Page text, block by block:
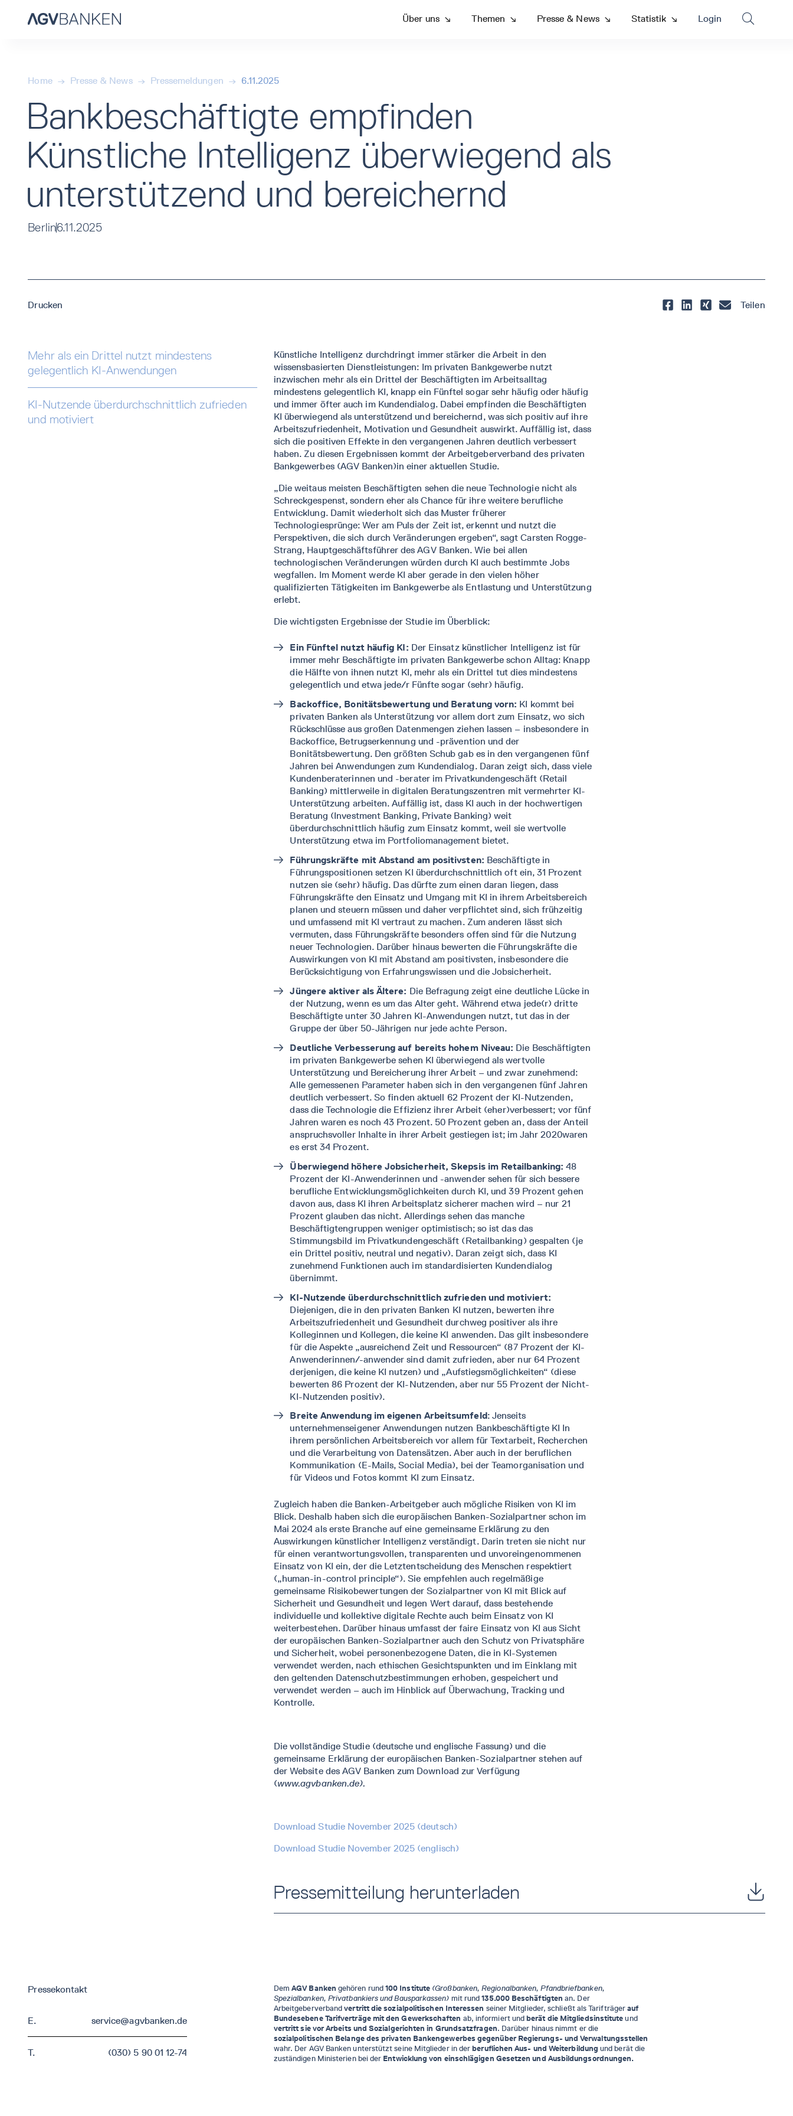
Über uns ↘ Themen ↘ Presse & News ↘ Statistik ↘ Login 
Home → Presse & News → Pressemeldungen → 6.11.2025
Bankbeschäftigte empfinden
Künstliche Intelligenz überwiegend als
unterstützend und bereichernd
Berlin6.11.2025
Drucken Teilen
Mehr als ein Drittel nutzt mindestens
gelegentlich KI-Anwendungen
KI-Nutzende überdurchschnittlich zufrieden
und motiviert
Künstliche Intelligenz durchdringt immer stärker die Arbeit in den
wissensbasierten Dienstleistungen: Im privaten Bankgewerbe nutzt
inzwischen mehr als ein Drittel der Beschäftigten im Arbeitsalltag
mindestens gelegentlich KI, knapp ein Fünftel sogar sehr häufig oder häufig
und immer öfter auch im Kundendialog. Dabei empfinden die Beschäftigten
KI überwiegend als unterstützend und bereichernd, was sich positiv auf ihre
Arbeitszufriedenheit, Motivation und Gesundheit auswirkt. Auffällig ist, dass
sich die positiven Effekte in den vergangenen Jahren deutlich verbessert
haben. Zu diesen Ergebnissen kommt der Arbeitgeberverband des privaten
Bankgewerbes (AGV Banken)in einer aktuellen Studie.
„Die weitaus meisten Beschäftigten sehen die neue Technologie nicht als
Schreckgespenst, sondern eher als Chance für ihre weitere berufliche
Entwicklung. Damit wiederholt sich das Muster früherer
Technologiesprünge: Wer am Puls der Zeit ist, erkennt und nutzt die
Perspektiven, die sich durch Veränderungen ergeben“, sagt Carsten Rogge-
Strang, Hauptgeschäftsführer des AGV Banken. Wie bei allen
technologischen Veränderungen würden durch KI auch bestimmte Jobs
wegfallen. Im Moment werde KI aber gerade in den vielen höher
qualifizierten Tätigkeiten im Bankgewerbe als Entlastung und Unterstützung
erlebt.
Die wichtigsten Ergebnisse der Studie im Überblick:
Ein Fünftel nutzt häufig KI: Der Einsatz künstlicher Intelligenz ist für
immer mehr Beschäftigte im privaten Bankgewerbe schon Alltag: Knapp
die Hälfte von ihnen nutzt KI, mehr als ein Drittel tut dies mindestens
gelegentlich und etwa jede/r Fünfte sogar (sehr) häufig.
Backoffice, Bonitätsbewertung und Beratung vorn: KI kommt bei
privaten Banken als Unterstützung vor allem dort zum Einsatz, wo sich
Rückschlüsse aus großen Datenmengen ziehen lassen – insbesondere in
Backoffice, Betrugserkennung und -prävention und der
Bonitätsbewertung. Den größten Schub gab es in den vergangenen fünf
Jahren bei Anwendungen zum Kundendialog. Daran zeigt sich, dass viele
Kundenberaterinnen und -berater im Privatkundengeschäft (Retail
Banking) mittlerweile in digitalen Beratungszentren mit vermehrter KI-
Unterstützung arbeiten. Auffällig ist, dass KI auch in der hochwertigen
Beratung (Investment Banking, Private Banking) weit
überdurchschnittlich häufig zum Einsatz kommt, weil sie wertvolle
Unterstützung etwa im Portfoliomanagement bietet.
Führungskräfte mit Abstand am positivsten: Beschäftigte in
Führungspositionen setzen KI überdurchschnittlich oft ein, 31 Prozent
nutzen sie (sehr) häufig. Das dürfte zum einen daran liegen, dass
Führungskräfte den Einsatz und Umgang mit KI in ihrem Arbeitsbereich
planen und steuern müssen und daher verpflichtet sind, sich frühzeitig
und umfassend mit KI vertraut zu machen. Zum anderen lässt sich
vermuten, dass Führungskräfte besonders offen sind für die Nutzung
neuer Technologien. Darüber hinaus bewerten die Führungskräfte die
Auswirkungen von KI mit Abstand am positivsten, insbesondere die
Berücksichtigung von Erfahrungswissen und die Jobsicherheit.
Jüngere aktiver als Ältere: Die Befragung zeigt eine deutliche Lücke in
der Nutzung, wenn es um das Alter geht. Während etwa jede(r) dritte
Beschäftigte unter 30 Jahren KI-Anwendungen nutzt, tut das in der
Gruppe der über 50-Jährigen nur jede achte Person.
Deutliche Verbesserung auf bereits hohem Niveau: Die Beschäftigten
im privaten Bankgewerbe sehen KI überwiegend als wertvolle
Unterstützung und Bereicherung ihrer Arbeit – und zwar zunehmend:
Alle gemessenen Parameter haben sich in den vergangenen fünf Jahren
deutlich verbessert. So finden aktuell 62 Prozent der KI-Nutzenden,
dass die Technologie die Effizienz ihrer Arbeit (eher)verbessert; vor fünf
Jahren waren es noch 43 Prozent. 50 Prozent geben an, dass der Anteil
anspruchsvoller Inhalte in ihrer Arbeit gestiegen ist; im Jahr 2020waren
es erst 34 Prozent.
Überwiegend höhere Jobsicherheit, Skepsis im Retailbanking:48
Prozent der KI-Anwenderinnen und -anwender sehen für sich bessere
berufliche Entwicklungsmöglichkeiten durch KI, und 39 Prozent gehen
davon aus, dass KI ihren Arbeitsplatz sicherer machen wird – nur 21
Prozent glauben das nicht. Allerdings sehen das manche
Beschäftigtengruppen weniger optimistisch; so ist das das
Stimmungsbild im Privatkundengeschäft (Retailbanking) gespalten (je
ein Drittel positiv, neutral und negativ). Daran zeigt sich, dass KI
zunehmend Funktionen auch im standardisierten Kundendialog
übernimmt.
KI-Nutzende überdurchschnittlich zufrieden und motiviert:
Diejenigen, die in den privaten Banken KI nutzen, bewerten ihre
Arbeitszufriedenheit und Gesundheit durchweg positiver als ihre
Kolleginnen und Kollegen, die keine KI anwenden. Das gilt insbesondere
für die Aspekte „ausreichend Zeit und Ressourcen“ (87 Prozent der KI-
Anwenderinnen/-anwender sind damit zufrieden, aber nur 64 Prozent
derjenigen, die keine KI nutzen) und „Aufstiegsmöglichkeiten“ (diese
bewerten 86 Prozent der KI-Nutzenden, aber nur 55 Prozent der Nicht-
KI-Nutzenden positiv).
Breite Anwendung im eigenen Arbeitsumfeld: Jenseits
unternehmenseigener Anwendungen nutzen Bankbeschäftigte KI In
ihrem persönlichen Arbeitsbereich vor allem für Textarbeit, Recherchen
und die Verarbeitung von Datensätzen. Aber auch in der beruflichen
Kommunikation (E-Mails, Social Media), bei der Teamorganisation und
für Videos und Fotos kommt KI zum Einsatz.
Zugleich haben die Banken-Arbeitgeber auch mögliche Risiken von KI im
Blick. Deshalb haben sich die europäischen Banken-Sozialpartner schon im
Mai 2024 als erste Branche auf eine gemeinsame Erklärung zu den
Auswirkungen künstlicher Intelligenz verständigt. Darin treten sie nicht nur
für einen verantwortungsvollen, transparenten und unvoreingenommenen
Einsatz von KI ein, der die Letztentscheidung des Menschen respektiert
(„human-in-control principle“). Sie empfehlen auch regelmäßige
gemeinsame Risikobewertungen der Sozialpartner von KI mit Blick auf
Sicherheit und Gesundheit und legen Wert darauf, dass bestehende
individuelle und kollektive digitale Rechte auch beim Einsatz von KI
weiterbestehen. Darüber hinaus umfasst der faire Einsatz von KI aus Sicht
der europäischen Banken-Sozialpartner auch den Schutz von Privatsphäre
und Sicherheit, wobei personenbezogene Daten, die in KI-Systemen
verwendet werden, nach ethischen Gesichtspunkten und im Einklang mit
den geltenden Datenschutzbestimmungen erhoben, gespeichert und
verwendet werden – auch im Hinblick auf Überwachung, Tracking und
Kontrolle.
Die vollständige Studie (deutsche und englische Fassung) und die
gemeinsame Erklärung der europäischen Banken-Sozialpartner stehen auf
der Website des AGV Banken zum Download zur Verfügung
(www.agvbanken.de).
Download Studie November 2025 (deutsch)
Download Studie November 2025 (englisch)
Pressemitteilung herunterladen
Pressekontakt
E. service@agvbanken.de
T. (030) 5 90 01 12-74
DemAGV Banken gehören rund100 Institute (Großbanken, Regionalbanken, Pfandbriefbanken,
Spezialbanken, Privatbankiers und Bausparkassen) mit rund135.000 Beschäftigten an. Der
Arbeitgeberverbandvertritt die sozialpolitischen Interessen seiner Mitglieder, schließt als Tarifträgerauf
Bundesebene Tarifverträge mit den Gewerkschaften ab, informiert undberät die Mitgliedsinstitute und
vertritt sie vor Arbeits und Sozialgerichten in Grundsatzfragen. Darüber hinaus nimmt er die
sozialpolitischen Belange des privaten Bankengewerbes gegenüber Regierungs- und Verwaltungsstellen
wahr. Der AGV Banken unterstützt seine Mitglieder in derberuflichen Aus- und Weiterbildung und berät die
zuständigen Ministerien bei der Entwicklung von einschlägigen Gesetzen und Ausbildungsordnungen.